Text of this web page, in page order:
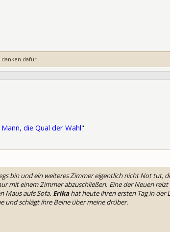
danken dafür.
die Qual der Wahl"
bin und ein weiteres Zimmer eigentlich nicht Not tut,
mit einem Zimmer abzuschließen. Eine der Neuen
Maus aufs Sofa. Erikahat heute ihren ersten Tag in der
und schlägt ihre Beine über meine drüber.